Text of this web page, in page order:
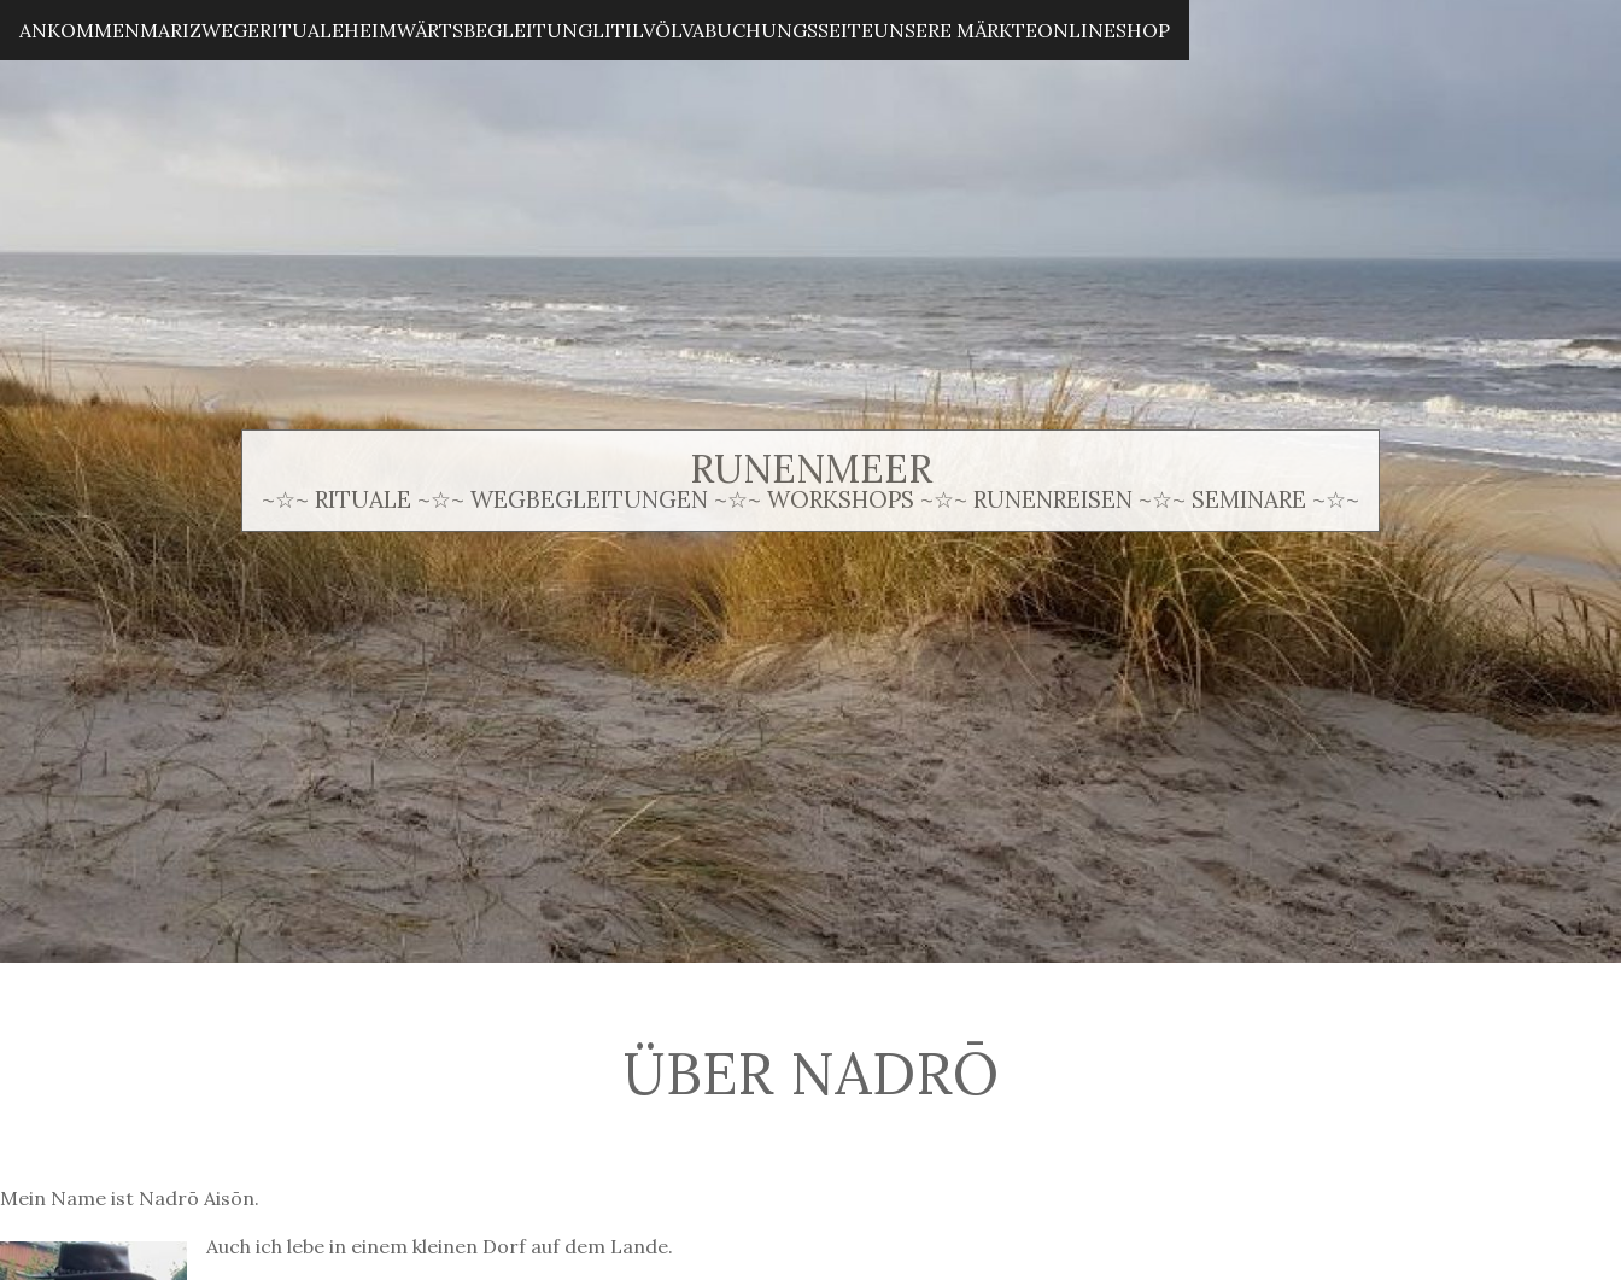
ANKOMMENMARIZWEGERITUALEHEIMWÄRTSBEGLEITUNGLITILVÖLVABUCHUNGSSEITEUNSERE MÄRKTEONLINESHOP
RUNENMEER
~☆~ RITUALE ~☆~ WEGBEGLEITUNGEN ~☆~ WORKSHOPS ~☆~ RUNENREISEN ~☆~ SEMINARE ~☆~
ÜBER NADRŌ
Mein Name ist Nadrō Aisōn.
Auch ich lebe in einem kleinen Dorf auf dem Lande.